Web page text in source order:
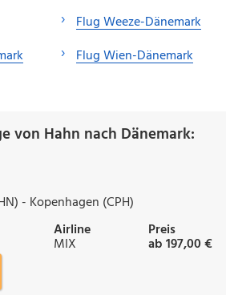
Flug Weeze-Dänemark
Flug Wien-Dänemark
von Hahn nach Dänemark:
- Kopenhagen (CPH)
Airline
MIX
Preis
ab 197,00 €